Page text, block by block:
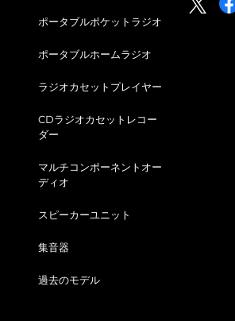
ポータブルポケットラジオ
ポータブルホームラジオ
ラジオカセットプレイヤー
CDラジオカセットレコー
ダー
マルチコンポーネントオー
ディオ
スピーカーユニット
集音器
過去のモデル